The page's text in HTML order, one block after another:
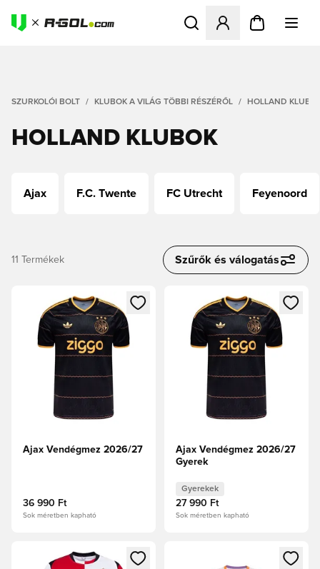
Megnyit egy modált a
SZURKOLÓI BOLT KLUBOK A VILÁG TÖBBI RÉSZÉRŐL HOLLAND
HOLLAND KLUBOK
Ajax F.C. Twente FC Utrecht Feyenoord
11 Termékek Szűrők és válogatás
Megnyit egy modált a bejelentkezéshez vagy a tagként
Ajax Vendégmez 2026/27
36 990 Ft
Sok méretben kapható
Megnyit egy modált a
Ajax Vendégmez 2026/27
Gyerek
Gyerekek
27 990 Ft
Sok méretben kapható
Megnyit egy modált a bejelentkezéshez vagy a tagként
Megnyit egy modált a